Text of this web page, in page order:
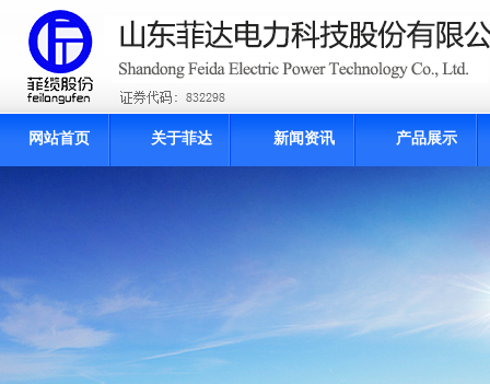
网站首页 关于菲达 新闻资讯 产品展示